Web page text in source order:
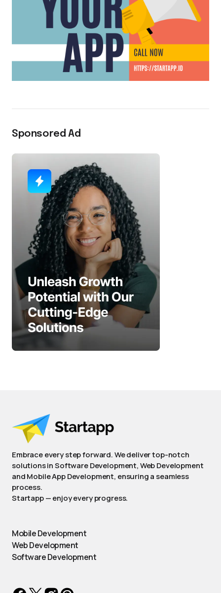
Sponsored Ad
Embrace every step forward. We deliver top-notch
solutions in Software Development, Web Development
and Mobile App Development, ensuring a seamless
process.
Startapp — enjoy every progress.
Mobile Development
Web Development
Software Development